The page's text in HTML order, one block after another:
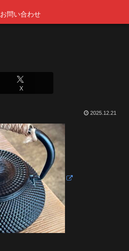
お問い合わせ
X
2025.12.21